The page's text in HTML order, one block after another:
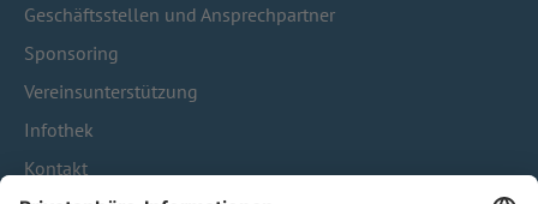
Geschäftsstellen und Ansprechpartner
Sponsoring
Vereinsunterstützung
Infothek
Kontakt